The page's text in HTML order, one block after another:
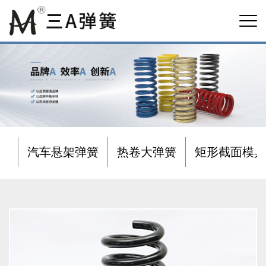
汽车悬架弹簧 热卷大弹簧 矩形截面模